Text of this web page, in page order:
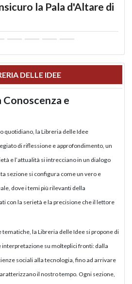
la Pala d'Altare di
DELLE IDEE
Conoscenza e
quotidiano, la Libreria delle Idee
di riflessione e approfondimento, un
e l’attualità si intrecciano in un dialogo
sezione si configura come un vero e
dove i temi più rilevanti della
con la serietà e la precisione che il lettore
la Libreria delle Idee si propone di
interpretazione su molteplici fronti: dalla
sociali alla tecnologia, fino ad arrivare
il nostro tempo. Ogni sezione,